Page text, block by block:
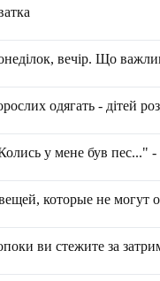
вечір. Що
одягать - дітей
у мене був пес..."
которые не могут
ви стежите за